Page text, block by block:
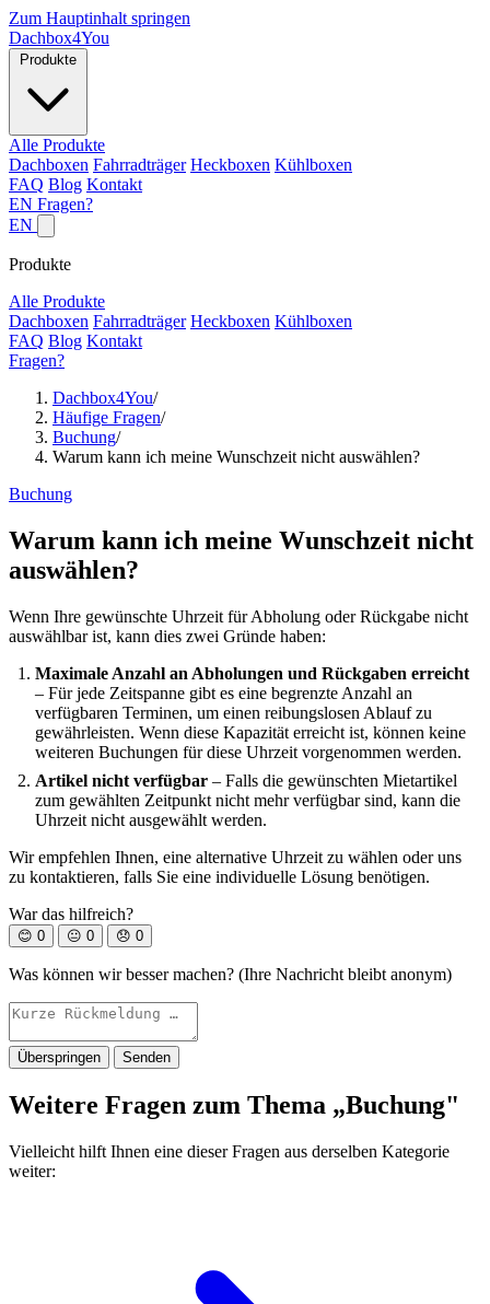
Zum Hauptinhalt springen
Dachbox4You
Alle Produkte
Dachboxen Fahrradträger Heckboxen Kühlboxen
FAQ Blog Kontakt
EN Fragen?
EN
Produkte
Alle Produkte
Dachboxen Fahrradträger Heckboxen Kühlboxen
FAQ Blog Kontakt
Fragen?
Dachbox4You/
Häufige Fragen/
Buchung/
Warum kann ich meine Wunschzeit nicht auswählen?
Buchung
Warum kann ich meine Wunschzeit nicht
auswählen?
Wenn Ihre gewünschte Uhrzeit für Abholung oder Rückgabe nicht
auswählbar ist, kann dies zwei Gründe haben:
Maximale Anzahl an Abholungen und Rückgaben erreicht
– Für jede Zeitspanne gibt es eine begrenzte Anzahl an
verfügbaren Terminen, um einen reibungslosen Ablauf zu
gewährleisten. Wenn diese Kapazität erreicht ist, können keine
weiteren Buchungen für diese Uhrzeit vorgenommen werden.
Artikel nicht verfügbar – Falls die gewünschten Mietartikel
zum gewählten Zeitpunkt nicht mehr verfügbar sind, kann die
Uhrzeit nicht ausgewählt werden.
Wir empfehlen Ihnen, eine alternative Uhrzeit zu wählen oder uns
zu kontaktieren, falls Sie eine individuelle Lösung benötigen.
War das hilfreich?
😊 0 😐 0 😞 0
Was können wir besser machen? (Ihre Nachricht bleibt anonym)
Überspringen Senden
Weitere Fragen zum Thema „Buchung"
Vielleicht hilft Ihnen eine dieser Fragen aus derselben Kategorie
weiter: